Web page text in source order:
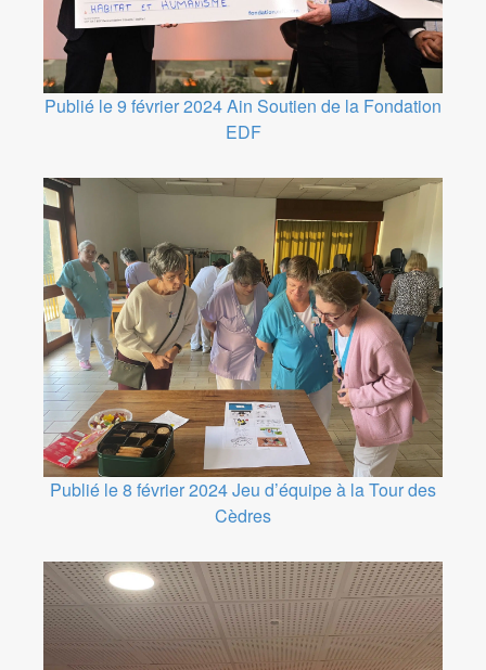
Publié le 9 février 2024Ain Soutien de la Fondation
EDF
Publié le 8 février 2024Jeu d’équipe à la Tour des
Cèdres